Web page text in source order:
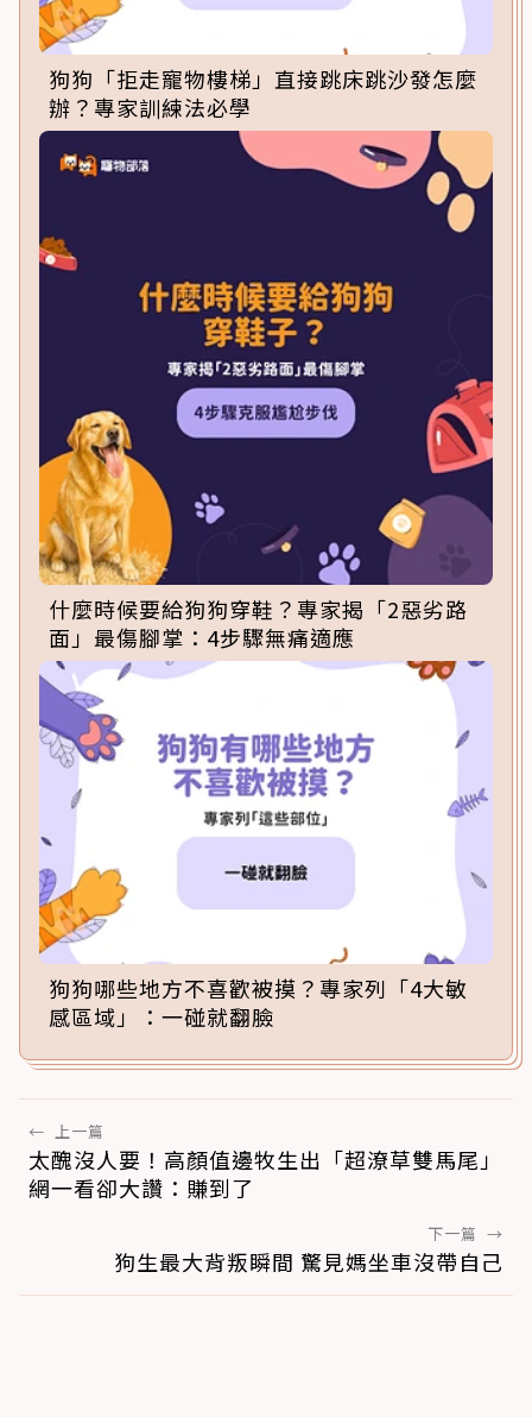
狗狗「拒走寵物樓梯」直接跳床跳沙發怎麼
辦？專家訓練法必學
什麼時候要給狗狗穿鞋？專家揭「2惡劣路
面」最傷腳掌：4步驟無痛適應
狗狗哪些地方不喜歡被摸？專家列「4大敏
感區域」：一碰就翻臉
← 上一篇
太醜沒人要！高顏值邊牧生出「超潦草雙馬尾」
網一看卻大讚：賺到了
下一篇 →
狗生最大背叛瞬間 驚見媽坐車沒帶自己